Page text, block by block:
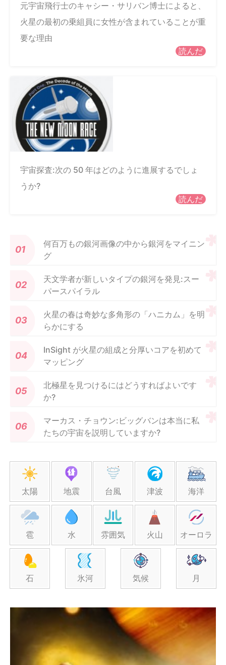
元宇宙飛行士のキャシー・サリバン博士によると、
火星の最初の乗組員に女性が含まれていることが重
要な理由
読んだ
宇宙探査:次の 50 年はどのように進展するでしょ
うか?
読んだ
何百万もの銀河画像の中から銀河をマイニン
グ
天文学者が新しいタイプの銀河を発見:スー
パースパイラル
火星の春は奇妙な多角形の「ハニカム」を明
らかにする
InSight が火星の組成と分厚いコアを初めて
マッピング
北極星を見つけるにはどうすればよいです
か?
マーカス・チョウン:ビッグバンは本当に私
たちの宇宙を説明していますか?
太陽 地震 台風 津波 海洋
雹 水 雰囲気 火山 オーロラ
石 氷河 気候 月